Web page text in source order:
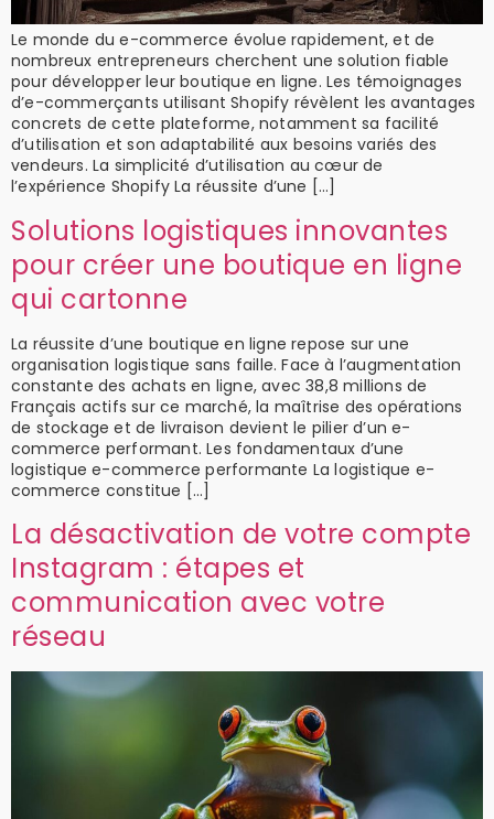
Le monde du e-commerce évolue rapidement, et de
nombreux entrepreneurs cherchent une solution fiable
pour développer leur boutique en ligne. Les témoignages
d’e-commerçants utilisant Shopify révèlent les avantages
concrets de cette plateforme, notamment sa facilité
d’utilisation et son adaptabilité aux besoins variés des
vendeurs. La simplicité d’utilisation au cœur de
l’expérience Shopify La réussite d’une […]
Solutions logistiques innovantes
pour créer une boutique en ligne
qui cartonne
La réussite d’une boutique en ligne repose sur une
organisation logistique sans faille. Face à l’augmentation
constante des achats en ligne, avec 38,8 millions de
Français actifs sur ce marché, la maîtrise des opérations
de stockage et de livraison devient le pilier d’un e-
commerce performant. Les fondamentaux d’une
logistique e-commerce performante La logistique e-
commerce constitue […]
La désactivation de votre compte
Instagram : étapes et
communication avec votre
réseau